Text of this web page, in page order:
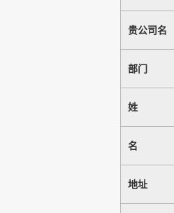
贵公司名
部门
姓
名
地址